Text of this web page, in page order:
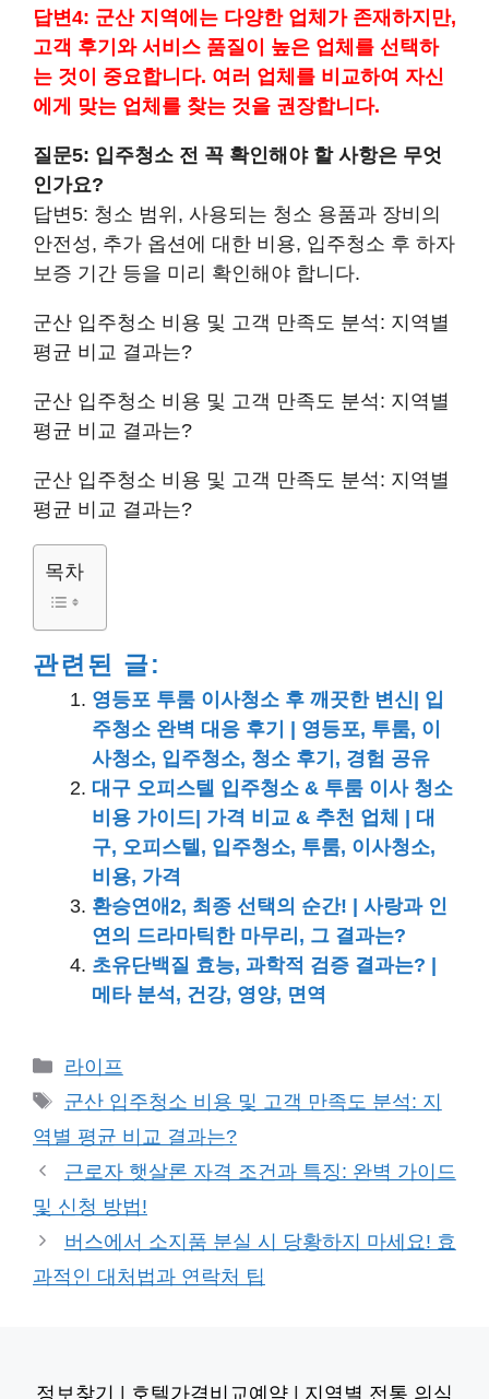
답변4: 군산 지역에는 다양한 업체가 존재하지만,
고객 후기와 서비스 품질이 높은 업체를 선택하
는 것이 중요합니다. 여러 업체를 비교하여 자신
에게 맞는 업체를 찾는 것을 권장합니다.
질문5: 입주청소 전 꼭 확인해야 할 사항은 무엇
인가요?
답변5: 청소 범위, 사용되는 청소 용품과 장비의
안전성, 추가 옵션에 대한 비용, 입주청소 후 하자
보증 기간 등을 미리 확인해야 합니다.
군산 입주청소 비용 및 고객 만족도 분석: 지역별
평균 비교 결과는?
군산 입주청소 비용 및 고객 만족도 분석: 지역별
평균 비교 결과는?
군산 입주청소 비용 및 고객 만족도 분석: 지역별
평균 비교 결과는?
목차
관련된 글:
영등포 투룸 이사청소 후 깨끗한 변신| 입
주청소 완벽 대응 후기 | 영등포, 투룸, 이
사청소, 입주청소, 청소 후기, 경험 공유
대구 오피스텔 입주청소 & 투룸 이사 청소
비용 가이드| 가격 비교 & 추천 업체 | 대
구, 오피스텔, 입주청소, 투룸, 이사청소,
비용, 가격
환승연애2, 최종 선택의 순간! | 사랑과 인
연의 드라마틱한 마무리, 그 결과는?
초유단백질 효능, 과학적 검증 결과는? |
메타 분석, 건강, 영양, 면역
카
테
리
라이프
태
그
군산 입주청소 비용 및 고객 만족도 분석: 지
역별 평균 비교 결과는?
근로자 햇살론 자격 조건과 특징: 완벽 가이드
및 신청 방법!
버스에서 소지품 분실 시 당황하지 마세요! 효
과적인 대처법과 연락처 팁
정보찾기 호텔가격비교예약 지역별 전통 의식